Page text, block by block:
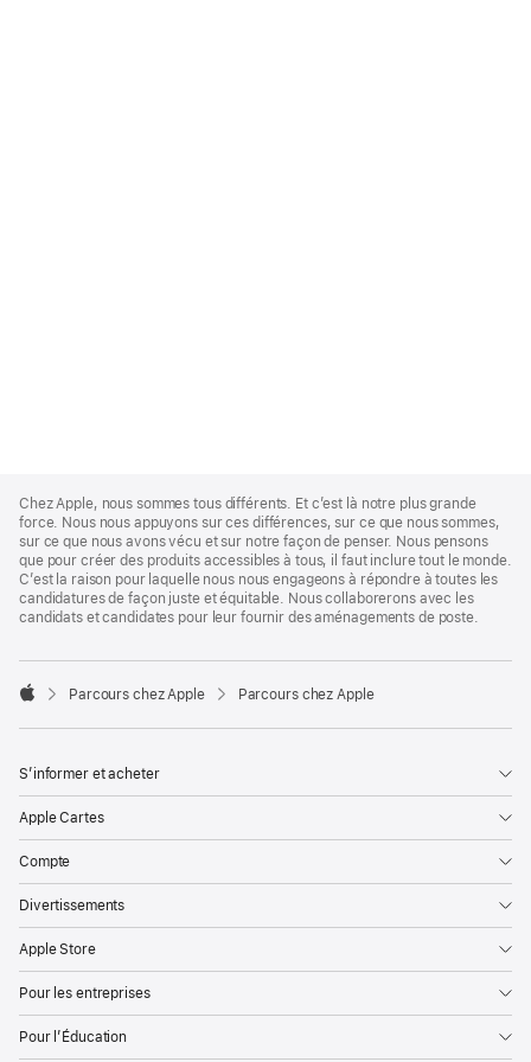
Footer
Chez Apple, nous sommes tous différents. Et c’est là notre plus grande
force. Nous nous appuyons sur ces différences, sur ce que nous sommes,
sur ce que nous avons vécu et sur notre façon de penser. Nous pensons
que pour créer des produits accessibles à tous, il faut inclure tout le monde.
C’est la raison pour laquelle nous nous engageons à répondre à toutes les
candidatures de façon juste et équitable. Nous collaborerons avec les
candidats et candidates pour leur fournir des aménagements de poste.

Parcours chez Apple Parcours chez Apple
S’informer et acheter
Apple Cartes
Compte
Divertissements
Apple Store
Pour les entreprises
Pour l’Éducation